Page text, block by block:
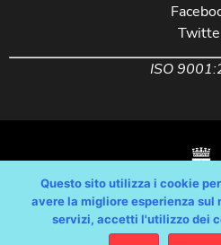
ISO
Copyright © Comune di Trieste –
Questo sito utilizza i cookie
avere la migliore esperienza sul
servizi, accetti l'utilizzo dei